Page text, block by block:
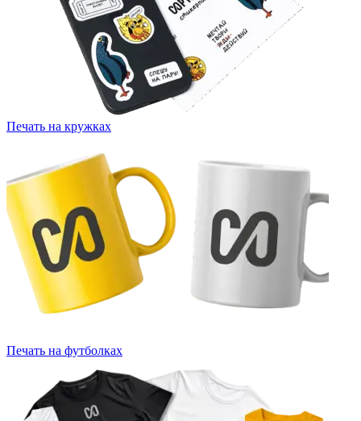
Печать на кружках
Печать на футболках